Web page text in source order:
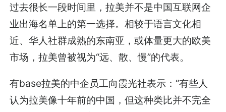
过去很长一段时间里，拉美并不是中国互联网企
业出海名单上的第一选择。相较于语言文化相
近、华人社群成熟的东南亚，或体量更大的欧美
市场，拉美曾被视为“远、散、慢”的代表。
有base拉美的中企员工向霞光社表示：“有些人
认为拉美像十年前的中国，但这种类比并不完全